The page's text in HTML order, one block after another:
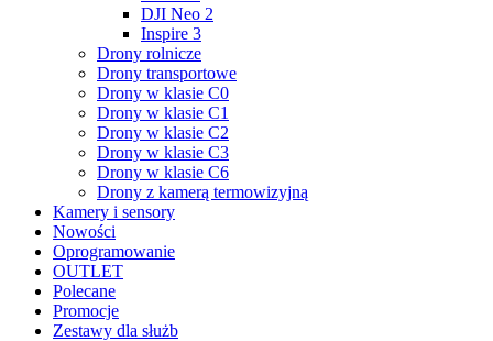
DJI Neo 2
Inspire 3
Drony rolnicze
Drony transportowe
Drony w klasie C0
Drony w klasie C1
Drony w klasie C2
Drony w klasie C3
Drony w klasie C6
Drony z kamerą termowizyjną
Kamery i sensory
Nowości
Oprogramowanie
OUTLET
Polecane
Promocje
Zestawy dla służb